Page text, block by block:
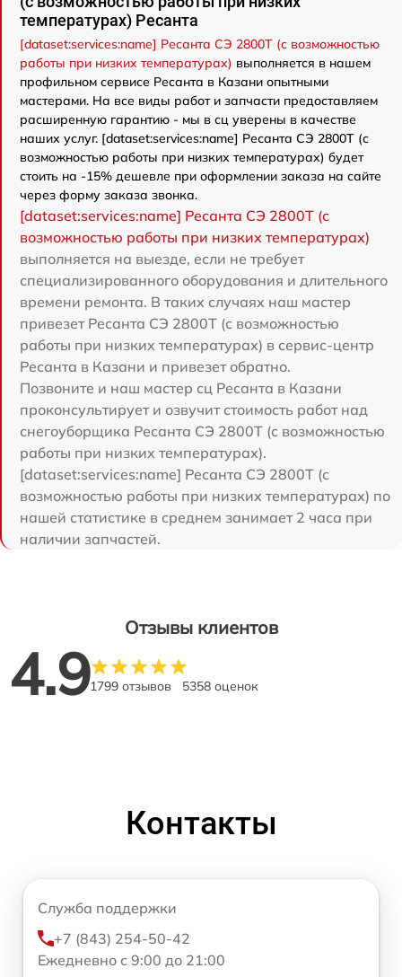
температурах) Ресанта
[dataset:services:name] Ресанта СЭ 2800Т (с возможностью
работы при низких температурах) выполняется в нашем
профильном сервисе Ресанта в Казани опытными
мастерами. На все виды работ и запчасти предоставляем
расширенную гарантию - мы в сц уверены в качестве
наших услуг. [dataset:services:name] Ресанта СЭ 2800Т (с
возможностью работы при низких температурах) будет
стоить на -15% дешевле при оформлении заказа на сайте
через форму заказа звонка.
[dataset:services:name] Ресанта СЭ 2800Т (с
возможностью работы при низких температурах)
выполняется на выезде, если не требует
специализированного оборудования и длительного
времени ремонта. В таких случаях наш мастер
привезет Ресанта СЭ 2800Т (с возможностью
работы при низких температурах) в сервис-центр
Ресанта в Казани и привезет обратно.
Позвоните и наш мастер сц Ресанта в Казани
проконсультирует и озвучит стоимость работ над
снегоуборщика Ресанта СЭ 2800Т (с возможностью
работы при низких температурах).
[dataset:services:name] Ресанта СЭ 2800Т (с
возможностью работы при низких температурах) по
нашей статистике в среднем занимает 2 часа при
наличии запчастей.
Отзывы клиентов
4.91799 отзывов 5358 оценок
Контакты
Служба поддержки
+7 (843) 254-50-42
Ежедневно с 9:00 до 21:00